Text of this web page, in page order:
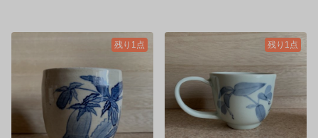
残り1点 残り1点